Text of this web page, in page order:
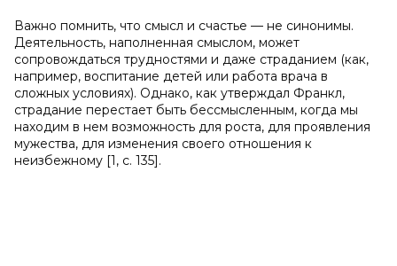
Важно помнить, что смысл и счастье — не синонимы.
Деятельность, наполненная смыслом, может
сопровождаться трудностями и даже страданием (как,
например, воспитание детей или работа врача в
сложных условиях). Однако, как утверждал Франкл,
страдание перестает быть бессмысленным, когда мы
находим в нем возможность для роста, для проявления
мужества, для изменения своего отношения к
неизбежному [1, с. 135].